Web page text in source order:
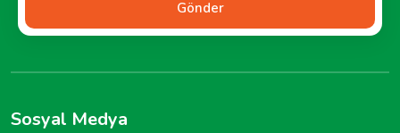
Gönder
Sosyal Medya